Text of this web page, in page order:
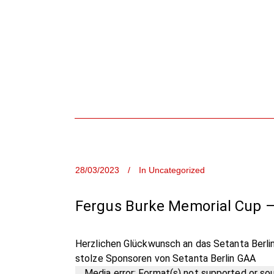
28/03/2023 In Uncategorized
Fergus Burke Memorial Cup
Herzlichen Glückwunsch an das Setanta
stolze Sponsoren von Setanta Berlin GAA